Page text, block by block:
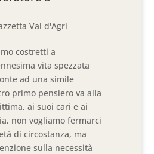
Val d'Agri
costretti a
vita spezzata
ad una simile
primo pensiero va alla
ai suoi cari e ai
non vogliamo fermarci
di circostanza, ma
sulla necessità